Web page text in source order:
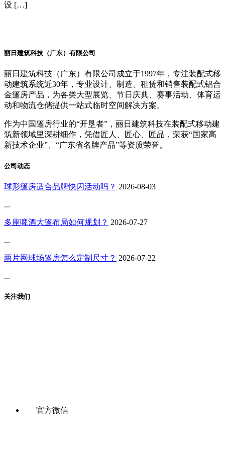
设 […]
丽日建筑科技（广东）有限公司
丽日建筑科技（广东）有限公司成立于1997年，专注装配式移
动建筑系统近30年，专业设计、制造、租赁和销售装配式铝合
金篷房产品，为各类大型展览、节日庆典、赛事活动、体育运
动和物流仓储提供一站式临时空间解决方案。
作为中国篷房行业的“开垦者”，丽日建筑科技在装配式移动建
筑新领域里深耕细作，凭借匠人、匠心、匠品，荣获“国家高
新技术企业”、“广东省名牌产品”等资质荣誉。
公司动态
球形篷房适合品牌快闪活动吗？ 2026-08-03
...
多座啤酒大篷布局如何规划？ 2026-07-27
...
两片网球场篷房怎么定制尺寸？ 2026-07-22
...
关注我们
官方微信